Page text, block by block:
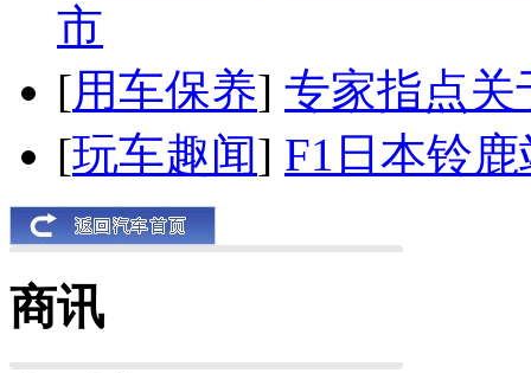
市
[用车保养] 专家指点关
[玩车趣闻] F1日本铃
商讯